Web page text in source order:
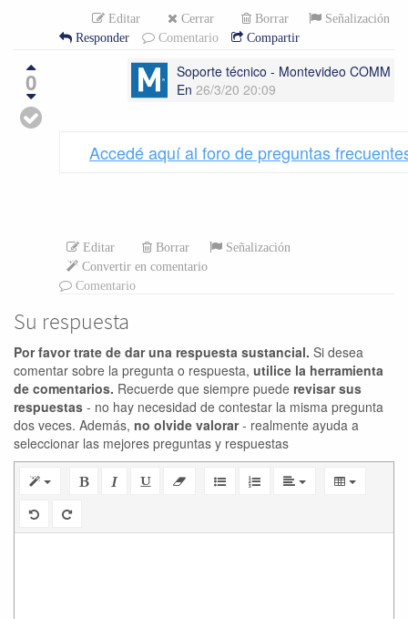
Editar Cerrar Borrar
Señalización
Responder
Comentario Compartir
0
Soporte técnico - Montevideo COMM
En 26/3/20 20:09
Accedé aquí al foro de preguntas
Editar Borrar
Señalización
Convertir en comentario
Comentario
Su respuesta
Por favor trate de dar una respuesta sustancial. Si desea
comentar sobre la pregunta o respuesta, utilice la herramienta
de comentarios. Recuerde que siempre puede revisar sus
respuestas - no hay necesidad de contestar la misma pregunta
dos veces. Además, no olvide valorar- realmente ayuda a
seleccionar las mejores preguntas y respuestas